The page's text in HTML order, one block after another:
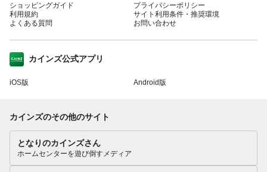
ショッピングガイド
利用規約
よくある質問
プライバシーポリシー
サイト利用条件・推奨環境
お問い合わせ
カインズ公式アプリ
iOS版 Android版
カインズのその他のサイト
となりのカインズさん
ホームセンターを遊び倒すメディア